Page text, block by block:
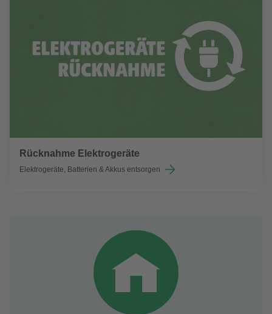
Rücknahme Elektrogeräte
Elektrogeräte, Batterien & Akkus entsorgen